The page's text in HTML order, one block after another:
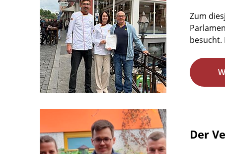
Zum
besucht.
Der